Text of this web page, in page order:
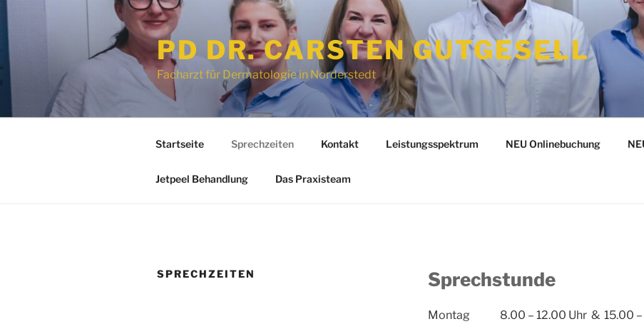
Zum
Inhalt
springen
PD DR. CARSTEN GUTGESELL
Facharzt für Dermatologie in Norderstedt
Startseite Sprechzeiten Kontakt Leistungsspektrum NEU Onlinebuchung
Jetpeel Behandlung Das Praxisteam
SPRECHZEITEN Sprechstunde
Montag 8.00 – 12.00 Uhr & 15.00 –